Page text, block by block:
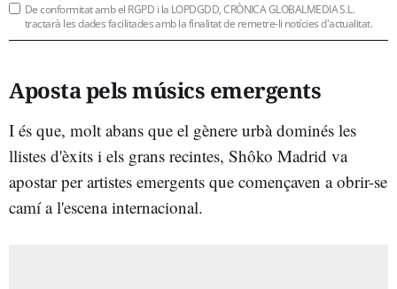
De conformitat amb el RGPD i la LOPDGDD, CRÒNICA GLOBALMEDIA S.L.
tractarà les dades facilitades amb la finalitat de remetre-li notícies d'actualitat.
Aposta pels músics emergents
I és que, molt abans que el gènere urbà dominés les
llistes d'èxits i els grans recintes, Shôko Madrid va
apostar per artistes emergents que començaven a obrir-se
camí a l'escena internacional.